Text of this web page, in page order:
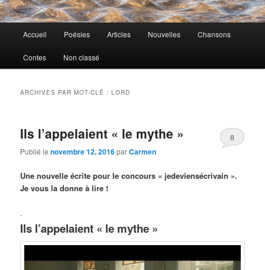
principal
Accueil Poésies Articles Nouvelles Chansons
Contes Non classé
ARCHIVES PAR MOT-CLÉ :LORD
Ils l’appelaient « le mythe »
Publié lenovembre 12, 2016parCarmen
8
Une nouvelle écrite pour le concours « jedeviensécrivain ».
Je vous la donne à lire !
.
Ils l’appelaient « le mythe »